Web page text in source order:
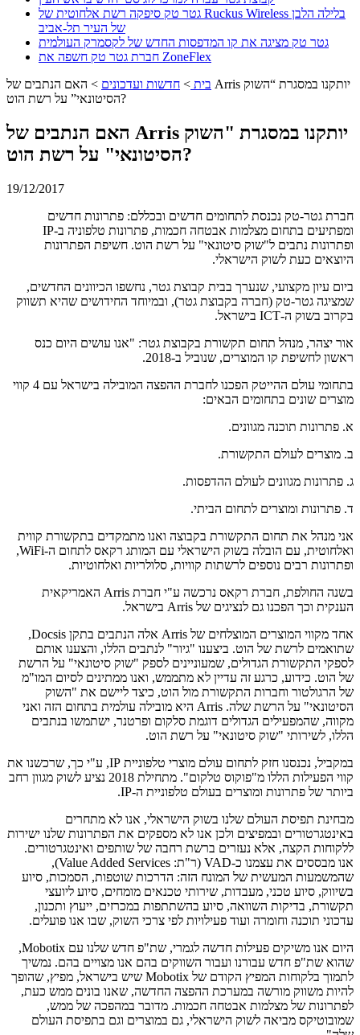
גטר טק סיפקה רשת אלחוטית של Ruckus Wireless בלילה הלבן
של העיר תל-אביב
גטר טק מציגה את קו המדפסות החדש של לקסמרק העולמית
חברת גטר טק חשפה את ZoneFlex
בית > חדשות ועדכונים > האם הנתבים של Arris יותקנו במסגרת “השוק
הסיטונאי” על רשת הוט?
האם הנתבים של Arris יותקנו במסגרת "השוק
הסיטונאי" על רשת הוט?
19/12/2017
חברת גטר-טק נכנסת לתחומים חדשים ובכללם: פתרונות חדשים
ומפתיעים בתחום מצלמות אבטחה חכמות, פתרונות טלפוניה ב-IP
ופתרונות נתבים ל"שוק סיטונאי" על רשת הוט. חשיפת הפתרונות
היוצאים כעת לשוק הישראלי.
ביום עיון מקצועי, שנערך בבית קבוצת גטר, נחשפו הכיוונים החדשים,
שמציגה גטר-טק (חברה בקבוצת גטר), ובמיוחד החידושים שהיא תשווק
בקרוב בשוק ה-ICT בישראל.
אור יצהר, מנהל תחום תקשורת בקבוצת גטר: "אנו עושים היום כנס
ראשון לחשיפת קו המוצרים, שנוביל ב-2018.
בתחומי עולם ההייטק הפכנו לחברת ההפצה המובילה בישראל עם 4 קווי
מוצרים שונים בתחומים הבאים:
א. פתרונות תוכנה מגוונים.
ב. מוצרים לעולם התקשורת.
ג. פתרונות מגוונים לעולם ההדפסות.
ד. פתרונות ומוצרים לתחום הביתי.
אני מנהל את תחום התקשורת בקבוצה ואנו מתמקדים בתקשורת קווית
ואלחוטית, עם הובלה בשוק הישראלי עם המותג רקאס לתחום ה-WiFi,
ופתרונות רבים נוספים לרשתות קוויות, סלולריות ואלחוטיות.
בשנה החולפת, חברת רקאס נרכשה ע"י חברת Arris האמריקאית
הענקית וכך הפכנו גם לנציגים של Arris בישראל.
אחד מקווי המוצרים המוצלחים של Arris אלה הנתבים בתקן Docsis,
שתואמים לרשת של הוט. ביצענו "גיור" לנתבים הללו, והצענו אותם
לספקי התקשורת הגדולים, שמעוניינים לספק "שוק סיטונאי" על הרשת
של הוט. כידוע, כרגע זה עדיין לא מתממש, ואנו ממתינים לסיום המו"מ
של הרגולטור וחברות התקשורת מול הוט, כיצד ליישם את "השוק
הסיטונאי" על הרשת שלה. Arris היא מובילה עולמית בתחום הזה ואני
מקווה, שהמפעילים הגדולים דוגמת סלקום ופרטנר, ישתמשו בנתבים
הללו, לשירותי "שוק סיטונאי" על רשת הוט.
במקביל, נכנסנו חזק לתחום עולם מוצרי טלפוניית IP, ע"י כך, שרכשנו את
קווי הפעילות הללו מ"פוקוס טלקום". מתחילת 2018 נציע לשוק מגוון רחב
ביותר של פתרונות ומוצרים בעולם טלפוניית ה-IP.
מבחינת תפיסת העולם שלנו בשוק הישראלי, אנו לא מתחרים
באינטגרטורים ובמפיצים ולכן אנו לא מספקים את הפתרונות שלנו ישירות
ללקוחות הקצה, אלא נעזרים ברשת רחבה של שותפים ואינטגרטורים.
אנו מבססים את עצמנו כ-VAD (ר"ת: Value Added Services),
שהמשמעות המעשית של המונח הזה: הדרכות שוטפות, הסמכות, סיוע
בשיווק, סיוע טכני, מעבדות, שירותי טכנאים מומחים, סיוע ליועצי
תקשורת, בדיקות השוואה, סיוע בהשתתפות במכרזים, ייעוץ ותכנון,
עדכוני תוכנה וחומרה ועוד פעילויות לפי צרכי השוק, שבו אנו פועלים.
היום אנו משיקים פעילות חדשה לגמרי, שת"פ חדש שלנו עם Mobotix,
שהוא שת"פ חדש עבורנו ועבור השווקים בהם אנו מצויים בהם. נמשיך
לתמוך בלקוחות המפיץ הקודם של Mobotix שיש בישראל, מפיץ, שהופך
להיות משווק מורשה במערכת ההפצה החדשה, שאנו בונים ממש כעת,
לפתרונות של מצלמות אבטחה חכמות. מדובר במהפכה של ממש,
שמובוטיקס מביאה לשוק הישראלי, גם במוצרים וגם בתפיסת העולם